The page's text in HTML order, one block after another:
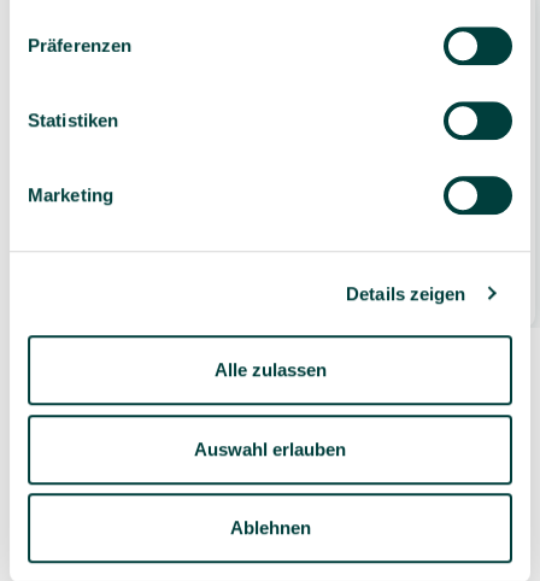
Präferenzen
Statistiken
Marketing
Details zeigen
Alle zulassen
Auswahl erlauben
Ablehnen
TORK Handtuchpapier Xpress Multifold
Zubehör